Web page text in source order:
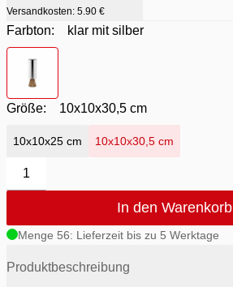
Versandkosten: 5.90 €
Farbton:
klar mit silber
Farbton
Größe: 10x10x30,5 cm
10x10x25 cm 10x10x30,5 cm
1
In den Warenkorb
Menge 56: Lieferzeit bis zu 5 Werktage
Produktbeschreibung